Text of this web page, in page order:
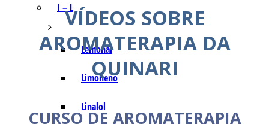
I – L
Lemonal
Limoneno
Linalol
VÍDEOS SOBRE
AROMATERAPIA DA
QUINARI
CURSO DE AROMATERAPIA